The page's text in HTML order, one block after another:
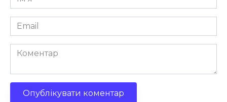
*
Email
*
Коментар